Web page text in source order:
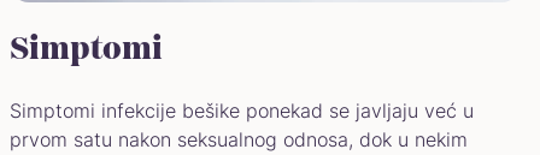
Simptomi
Simptomi infekcije bešike ponekad se javljaju već u
prvom satu nakon seksualnog odnosa, dok u nekim